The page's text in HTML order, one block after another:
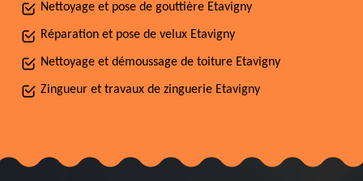
Nettoyage et pose de gouttière Etavigny
Réparation et pose de velux Etavigny
Nettoyage et démoussage de toiture Etavigny
Zingueur et travaux de zinguerie Etavigny